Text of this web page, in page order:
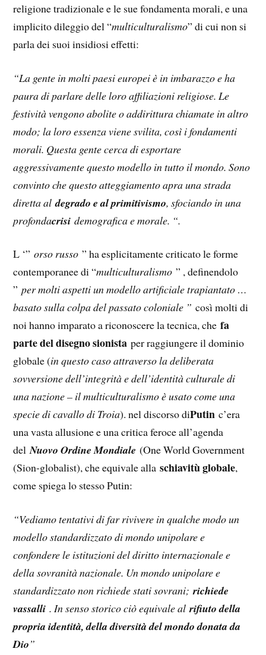
religione tradizionale e le sue fondamenta morali, e una
implicito dileggio del “multiculturalismo” di cui non si
parla dei suoi insidiosi effetti:
“La gente in molti paesi europei è in imbarazzo e ha
paura di parlare delle loro affiliazioni religiose. Le
festività vengono abolite o addirittura chiamate in altro
modo; la loro essenza viene svilita, così i fondamenti
morali. Questa gente cerca di esportare
aggressivamente questo modello in tutto il mondo. Sono
convinto che questo atteggiamento apra una strada
diretta aldegrado e al primitivismo, sfociando in una
profondacrisi demografica e morale. “.
L ‘” orso russo ” ha esplicitamente criticato le forme
contemporanee di “multiculturalismo” , definendolo
”per molti aspetti un modello artificiale trapiantato …
basato sulla colpa del passato coloniale ”così molti di
noi hanno imparato a riconoscere la tecnica, chefa
parte del disegno sionista per raggiungere il dominio
globale (in questo caso attraverso la deliberata
sovversione dell’integrità e dell’identità culturale di
una nazione – il multiculturalismo è usato come una
specie di cavallo di Troia). nel discorso diPutin c’era
una vasta allusione e una critica feroce all’agenda
delNuovo Ordine Mondiale (One World Government
(Sion-globalist), che equivale allaschiavitù globale,
come spiega lo stesso Putin:
“Vediamo tentativi di far rivivere in qualche modo un
modello standardizzato di mondo unipolare e
confondere le istituzioni del diritto internazionale e
della sovranità nazionale. Un mondo unipolare e
standardizzato non richiede stati sovrani;richiede
vassalli . In senso storico ciò equivale alrifiuto della
propria identità, della diversità del mondo donata da
Dio”